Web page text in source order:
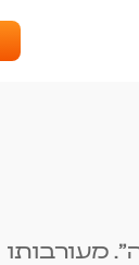
מעורבותו